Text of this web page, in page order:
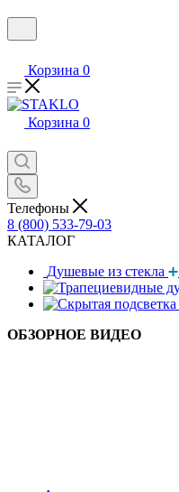
Корзина 0
Корзина 0
Телефоны
8 (800) 533-79-03
КАТАЛОГ
Душевые из стекла
ОБЗОРНОЕ ВИДЕО